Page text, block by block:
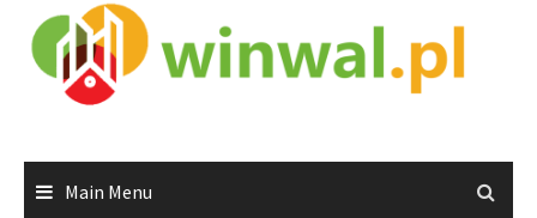
content
Main Menu